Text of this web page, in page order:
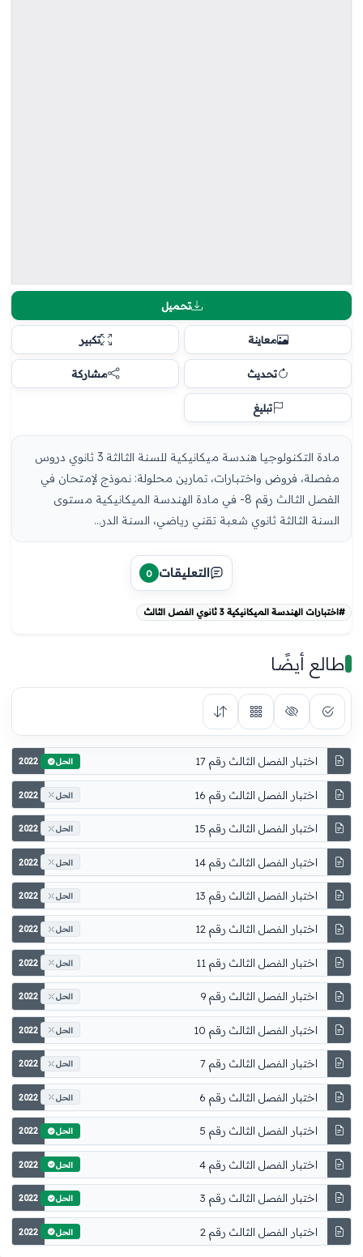
تحميل
معاينة تكبير
تحديث مشاركة
تبليغ
مادة التكنولوجيا هندسة ميكانيكية للسنة الثالثة 3 ثانوي دروس
مفصلة، فروض واختبارات، تمارين محلولة: نموذج لإمتحان في
الفصل الثالث رقم 8- في مادة الهندسة الميكانيكية مستوى
السنة الثالثة ثانوي شعبة تقني رياضي، السنة الدر...
التعليقات 0
#اختبارات الهندسة الميكانيكية 3 ثانوي الفصل الثالث
طالع أيضًا
اختبار الفصل الثالث رقم 17 2022 الحل
اختبار الفصل الثالث رقم 16 2022 الحل
اختبار الفصل الثالث رقم 15 2022 الحل
اختبار الفصل الثالث رقم 14 2022 الحل
اختبار الفصل الثالث رقم 13 2022 الحل
اختبار الفصل الثالث رقم 12 2022 الحل
اختبار الفصل الثالث رقم 11 2022 الحل
اختبار الفصل الثالث رقم 9 2022 الحل
اختبار الفصل الثالث رقم 10 2022 الحل
اختبار الفصل الثالث رقم 7 2022 الحل
اختبار الفصل الثالث رقم 6 2022 الحل
اختبار الفصل الثالث رقم 5 2022 الحل
اختبار الفصل الثالث رقم 4 2022 الحل
اختبار الفصل الثالث رقم 3 2022 الحل
اختبار الفصل الثالث رقم 2 2022 الحل